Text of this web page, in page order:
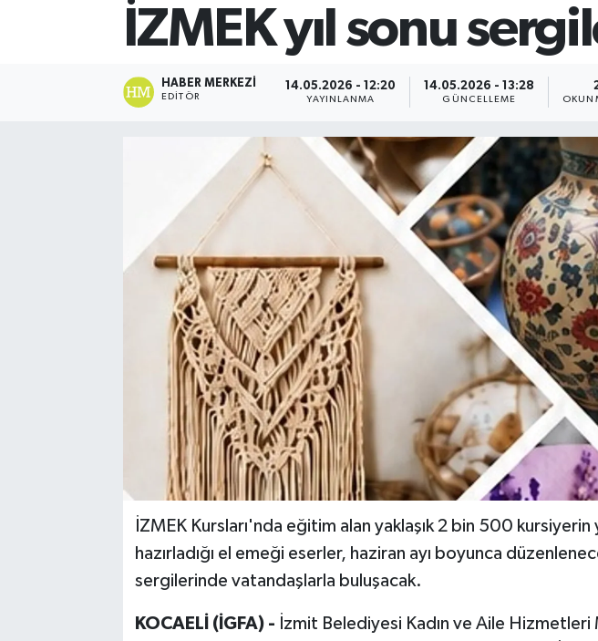
İZMEK yıl sonu
HABER MERKEZI
EDITÖR
14.05.2026 - 12:20
YAYINLANMA
14.05.2026 - 13:28
GÜNCELLEME
İZMEK Kursları'nda eğitim alan yaklaşık 2 bin 500 kursiyerin
hazırladığı el emeği eserler, haziran ayı boyunca
sergilerinde vatandaşlarla buluşacak.
KOCAELİ (İGFA) - İzmit Belediyesi Kadın ve Aile